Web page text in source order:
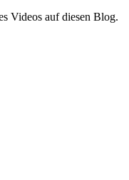
Videos auf diesen Blog.